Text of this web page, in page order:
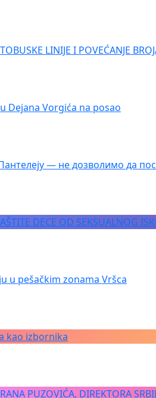
LINIJE I POVEĆANJE
Dejana Vorgića na posao
— не дозволимо да
DECE OD SEKSUALNOG
u pešačkim zonama Vršca
kao izbornika
PUZOVIĆA, DIREKTORA